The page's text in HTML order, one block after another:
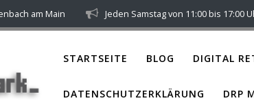
am Main Jeden Samstag von 11:00 bis 17:00
STARTSEITE BLOG DIGITAL
DATENSCHUTZERKLÄRUNG DRP